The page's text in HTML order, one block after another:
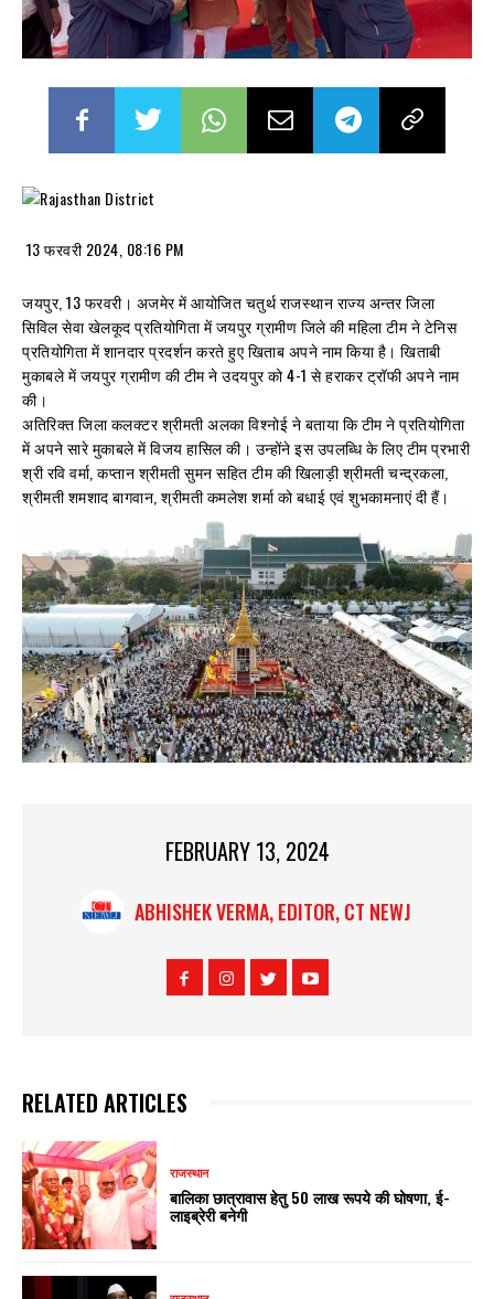
13 फरवरी 2024, 08:16 PM
जयपुर, 13 फरवरी। अजमेर में आयोजित चतुर्थ राजस्थान राज्य अन्तर जिला
सिविल सेवा खेलकूद प्रतियोगिता में जयपुर ग्रामीण जिले की महिला टीम ने टेनिस
प्रतियोगिता में शानदार प्रदर्शन करते हुए खिताब अपने नाम किया है। खिताबी
मुकाबले में जयपुर ग्रामीण की टीम ने उदयपुर को 4-1 से हराकर ट्रॉफी अपने नाम
की।
अतिरिक्त जिला कलक्टर श्रीमती अलका विश्नोई ने बताया कि टीम ने प्रतियोगिता
में अपने सारे मुकाबले में विजय हासिल की। उन्होंने इस उपलब्धि के लिए टीम प्रभारी
श्री रवि वर्मा, कप्तान श्रीमती सुमन सहित टीम की खिलाड़ी श्रीमती चन्द्रकला,
श्रीमती शमशाद बागवान, श्रीमती कमलेश शर्मा को बधाई एवं शुभकामनाएं दी हैं।
FEBRUARY 13, 2024
ABHISHEK VERMA, EDITOR, CT NEWJ
RELATED ARTICLES
राजस्थान
बालिका छात्रावास हेतु 50 लाख रूपये की घोषणा, ई-
लाइब्रेरी बनेगी